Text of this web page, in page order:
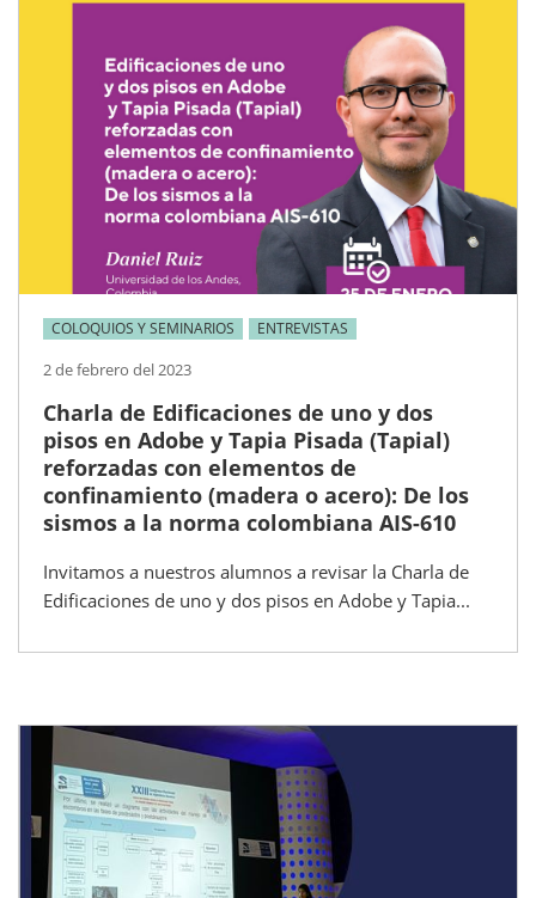
COLOQUIOS Y SEMINARIOS ENTREVISTAS
2 de febrero del 2023
Charla de Edificaciones de uno y dos
pisos en Adobe y Tapia Pisada (Tapial)
reforzadas con elementos de
confinamiento (madera o acero): De los
sismos a la norma colombiana AIS-610
Invitamos a nuestros alumnos a revisar la Charla de
Edificaciones de uno y dos pisos en Adobe y Tapia...